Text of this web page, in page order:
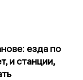
езда по
и станции,